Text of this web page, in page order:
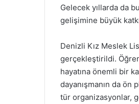
Gelecek yıllarda da
gelişimine büyük
Denizli Kız Meslek
gerçekleştirildi.
hayatına önemli bir
dayanışmanın da
tür organizasyonlar,